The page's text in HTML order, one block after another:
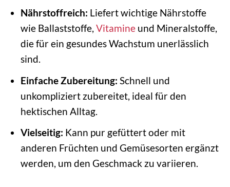
Nährstoffreich: Liefert wichtige Nährstoffe
wie Ballaststoffe, Vitamineund Mineralstoffe,
die für ein gesundes Wachstum unerlässlich
sind.
Einfache Zubereitung: Schnell und
unkompliziert zubereitet, ideal für den
hektischen Alltag.
Vielseitig: Kann pur gefüttert oder mit
anderen Früchten und Gemüsesorten ergänzt
werden, um den Geschmack zu variieren.